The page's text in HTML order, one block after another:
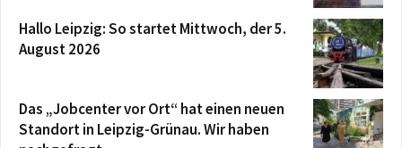
Hallo Leipzig: So startet Mittwoch, der 5.
August 2026
Das „Jobcenter vor Ort“ hat einen neuen
Standort in Leipzig-Grünau. Wir haben